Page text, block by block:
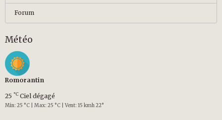
Forum
Météo
Romorantin
25 °C Ciel dégagé
Min: 25 °C | Max: 25 °C | Vent: 15 kmh 22°